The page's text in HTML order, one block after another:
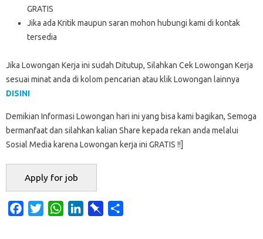
GRATIS
Jika ada Kritik maupun saran mohon hubungi kami di kontak
tersedia
Jika Lowongan Kerja ini sudah Ditutup, Silahkan Cek Lowongan Kerja
sesuai minat anda di kolom pencarian atau klik Lowongan lainnya
DISINI
Demikian Informasi Lowongan hari ini yang bisa kami bagikan, Semoga
bermanfaat dan silahkan kalian Share kepada rekan anda melalui
Sosial Media karena Lowongan kerja ini GRATIS !!]
W